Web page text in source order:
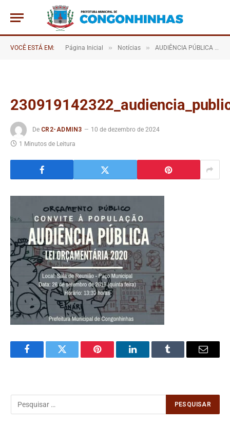
VOCÊ ESTÁ EM: Página Inicial » Notícias » AUDIÊNCIA PÚBLICA LEI ORÇAMENTARIA 2020.
De CR2-ADMIN3
10 de dezembro de 2024
1 Minutos de Leitura
FacebookTwitter Pinterest LinkedInTumblr Email